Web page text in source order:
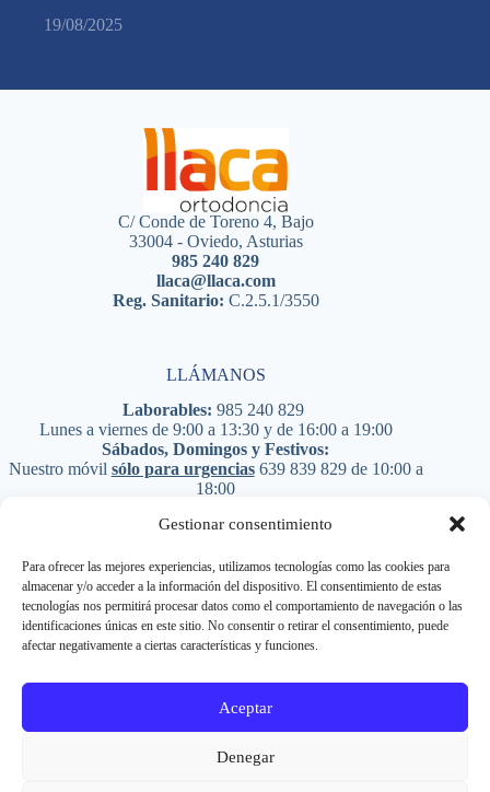
Gestionar consentimiento
Para ofrecer las mejores experiencias, utilizamos tecnologías como las cookies para
almacenar y/o acceder a la información del dispositivo. El consentimiento de estas
tecnologías nos permitirá procesar datos como el comportamiento de navegación o las
identificaciones únicas en este sitio. No consentir o retirar el consentimiento, puede
afectar negativamente a ciertas características y funciones.
Aceptar
Denegar
19/08/2025
C/ Conde de Toreno 4, Bajo
33004 - Oviedo, Asturias
985 240 829
llaca@llaca.com
Reg. Sanitario: C.2.5.1/3550
LLÁMANOS
Laborables: 985 240 829
Lunes a viernes de 9:00 a 13:30 y de 16:00 a 19:00
Sábados, Domingos y Festivos:
Nuestro móvil sólo para urgencias 639 839 829de 10:00 a
18:00
Síguenos en RRSS
Like your smile.